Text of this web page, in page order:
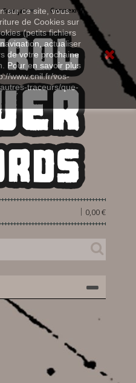
sur ce site, vous
de Cookies sur
(petits fichiers
actualiser
de votre prochaine
Pour en savoir plus
www.cnil.fr/vos-
traceurs/que-
Connexion
Français
0,00 €
|